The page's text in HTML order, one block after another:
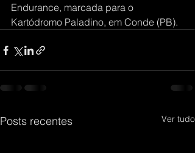
Endurance, marcada para o
Kartódromo Paladino, em Conde (PB).
Posts recentes Ver tudo